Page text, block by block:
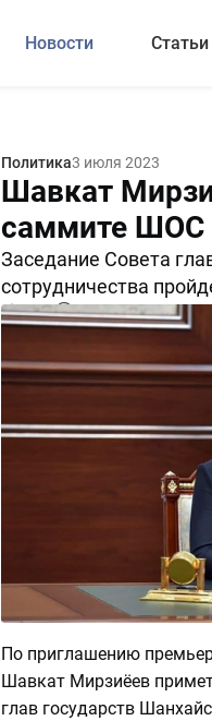
Новости Статьи
Политика3 июля 2023
Шавкат
саммите ШОС
Заседание Совета
сотрудничества
1667 0
По приглашению
Шавкат Мирзиёев
глав государств